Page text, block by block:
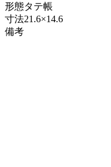
形態タテ帳
寸法21.6×14.6
備考